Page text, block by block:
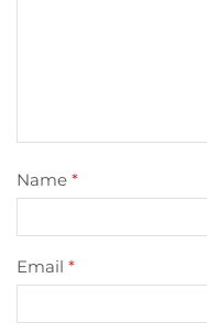
Name *
Email *